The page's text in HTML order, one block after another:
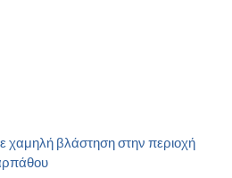
χαμηλή βλάστηση στην περιοχή